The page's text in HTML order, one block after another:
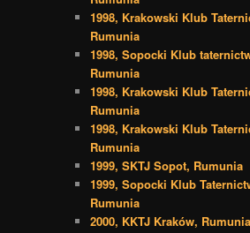
1998, Krakowski Klub
Rumunia
1998, Sopocki Klub
Rumunia
1998, Krakowski Klub
Rumunia
1998, Krakowski Klub
Rumunia
1999, SKTJ Sopot, Rumunia
1999, Sopocki Klub
Rumunia
2000, KKTJ Kraków, Rumunia